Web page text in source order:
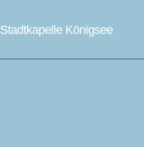
Stadtkapelle Königsee